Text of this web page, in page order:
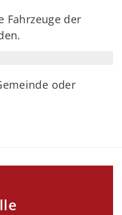
Fahrzeuge der
oder